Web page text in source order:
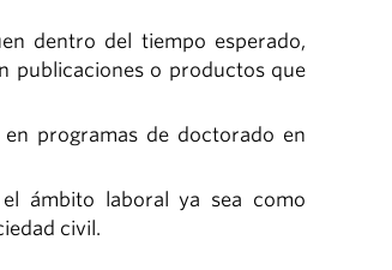
dentro del tiempo esperado,
publicaciones o productos que
programas de doctorado en
el ámbito laboral ya sea como
civil.